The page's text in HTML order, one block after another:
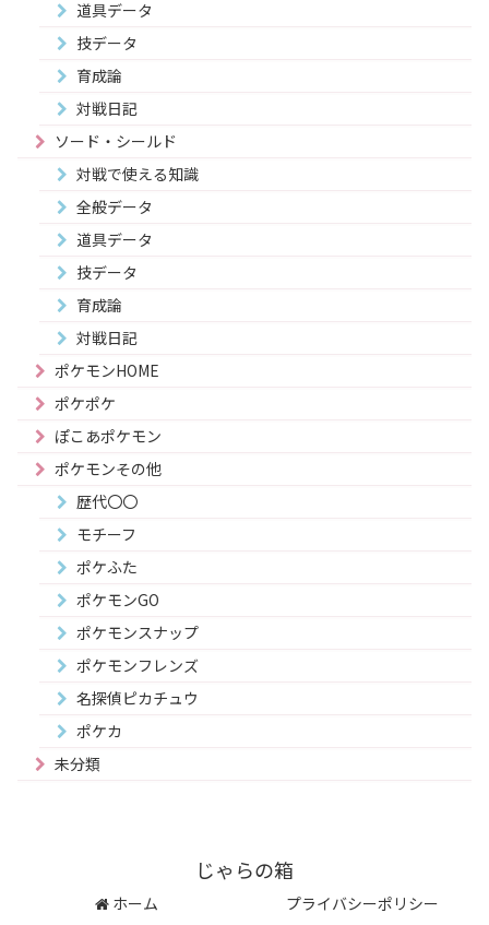
道具データ
技データ
育成論
対戦日記
ソード・シールド
対戦で使える知識
全般データ
道具データ
技データ
育成論
対戦日記
ポケモンHOME
ポケポケ
ぽこあポケモン
ポケモンその他
歴代〇〇
モチーフ
ポケふた
ポケモンGO
ポケモンスナップ
ポケモンフレンズ
名探偵ピカチュウ
ポケカ
未分類
じゃらの箱
ホーム
プライバシーポリシー